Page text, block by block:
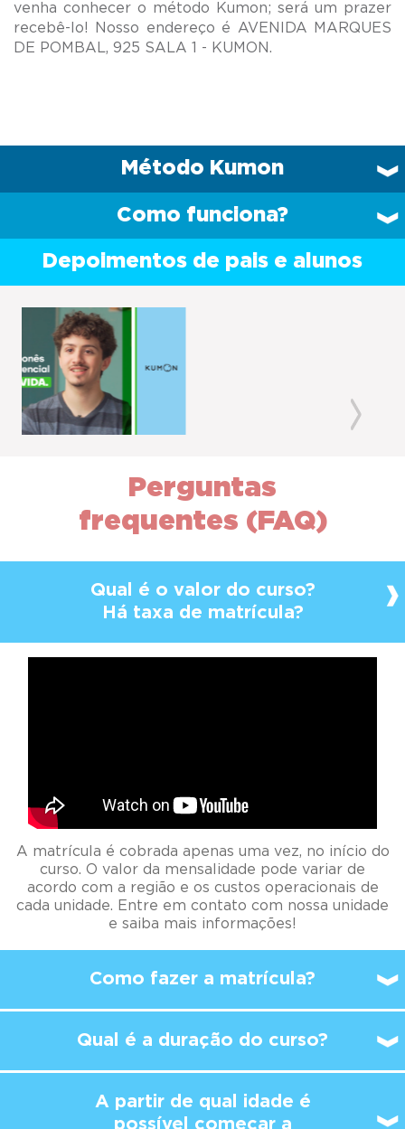
venha conhecer o método Kumon; será um prazer
recebê-lo! Nosso endereço é AVENIDA MARQUES
Método Kumon
Como funciona?
Depoimentos de pais e alunos
Previous
Perguntas
frequentes (FAQ)
Qual é o valor do curso?
Há taxa de matrícula?
A matrícula é cobrada apenas uma vez, no início do
curso. O valor da mensalidade pode variar de
acordo com a região e os custos operacionais de
cada unidade. Entre em contato com nossa unidade
e saiba mais informações!
Como fazer a matrícula?
Qual é a duração do curso?
A partir de qual idade é
possível começar a